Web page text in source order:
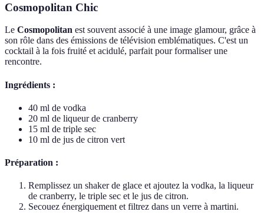
Cosmopolitan Chic
Le Cosmopolitan est souvent associé à une image glamour, grâce à
son rôle dans des émissions de télévision emblématiques. C'est un
cocktail à la fois fruité et acidulé, parfait pour formaliser une
rencontre.
Ingrédients :
40 ml de vodka
20 ml de liqueur de cranberry
15 ml de triple sec
10 ml de jus de citron vert
Préparation :
Remplissez un shaker de glace et ajoutez la vodka, la liqueur
de cranberry, le triple sec et le jus de citron.
Secouez énergiquement et filtrez dans un verre à martini.